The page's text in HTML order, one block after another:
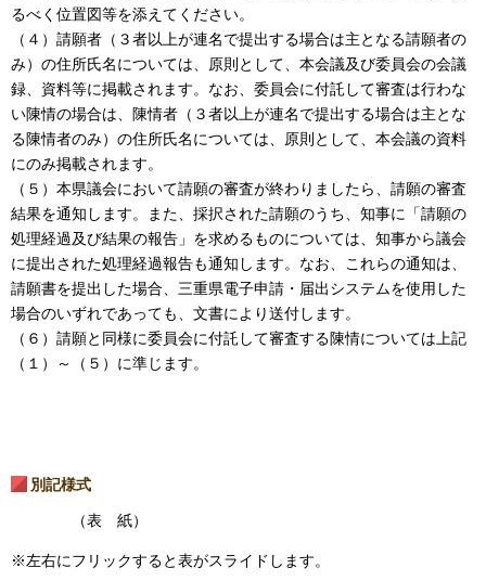
るべく位置図等を添えてください。
（４）請願者（３者以上が連名で提出する場合は主となる請願者の
み）の住所氏名については、原則として、本会議及び委員会の会議
録、資料等に掲載されます。なお、委員会に付託して審査は行わな
い陳情の場合は、陳情者（３者以上が連名で提出する場合は主とな
る陳情者のみ）の住所氏名については、原則として、本会議の資料
にのみ掲載されます。
（５）本県議会において請願の審査が終わりましたら、請願の審査
結果を通知します。また、採択された請願のうち、知事に「請願の
処理経過及び結果の報告」を求めるものについては、知事から議会
に提出された処理経過報告も通知します。なお、これらの通知は、
請願書を提出した場合、三重県電子申請・届出システムを使用した
場合のいずれであっても、文書により送付します。
（６）請願と同様に委員会に付託して審査する陳情については上記
（１）～（５）に準じます。
別記様式
（表 紙）
※左右にフリックすると表がスライドします。